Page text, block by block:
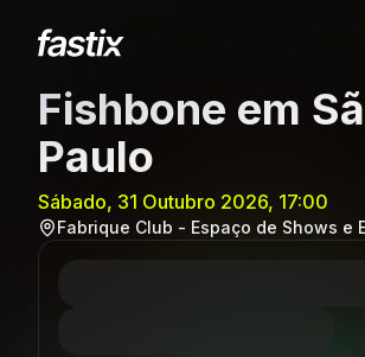
Fishbone em
Paulo
Sábado, 31 Outubro 2026, 17:00
Fabrique Club - Espaço de Shows e